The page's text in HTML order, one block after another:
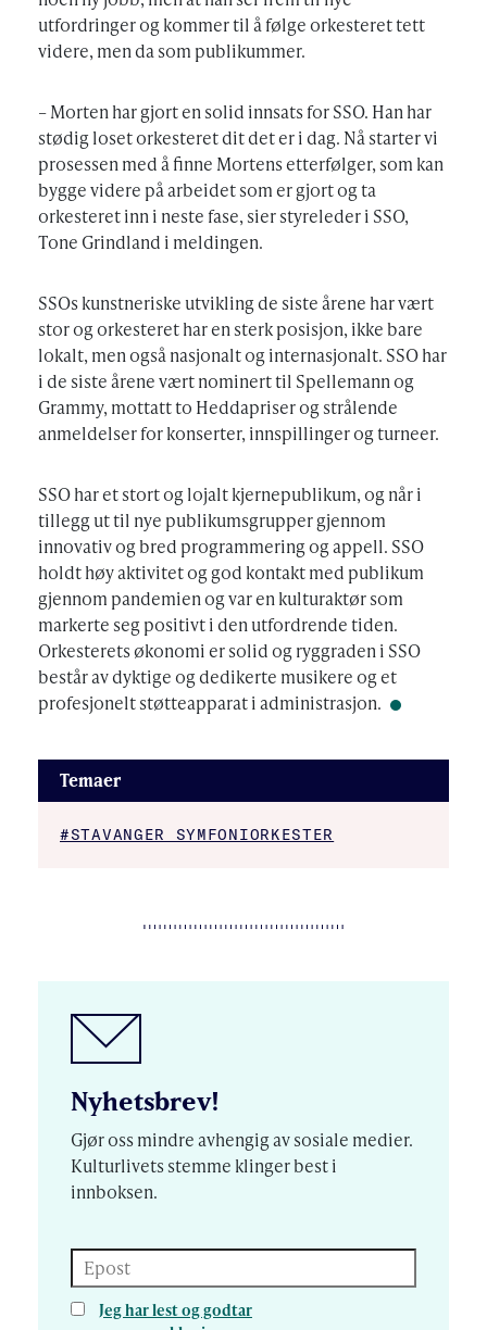
utfordringer og kommer til å følge orkesteret tett
videre, men da som publikummer.
– Morten har gjort en solid innsats for SSO. Han har
stødig loset orkesteret dit det er i dag. Nå starter vi
prosessen med å finne Mortens etterfølger, som kan
bygge videre på arbeidet som er gjort og ta
orkesteret inn i neste fase, sier styreleder i SSO,
Tone Grindland i meldingen.
SSOs kunstneriske utvikling de siste årene har vært
stor og orkesteret har en sterk posisjon, ikke bare
lokalt, men også nasjonalt og internasjonalt. SSO har
i de siste årene vært nominert til Spellemann og
Grammy, mottatt to Heddapriser og strålende
anmeldelser for konserter, innspillinger og turneer.
SSO har et stort og lojalt kjernepublikum, og når i
tillegg ut til nye publikumsgrupper gjennom
innovativ og bred programmering og appell. SSO
holdt høy aktivitet og god kontakt med publikum
gjennom pandemien og var en kulturaktør som
markerte seg positivt i den utfordrende tiden.
Orkesterets økonomi er solid og ryggraden i SSO
består av dyktige og dedikerte musikere og et
profesjonelt støtteapparat i administrasjon.
Temaer
#STAVANGER SYMFONIORKESTER
Nyhetsbrev!
Gjør oss mindre avhengig av sosiale medier.
Kulturlivets stemme klinger best i
innboksen.
Epost
Jeg har lest og godtar